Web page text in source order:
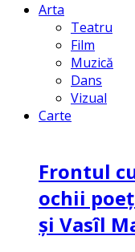
Arta
Teatru
Film
Muzică
Dans
Vizual
Carte
Frontul
ochii
și Vasîl